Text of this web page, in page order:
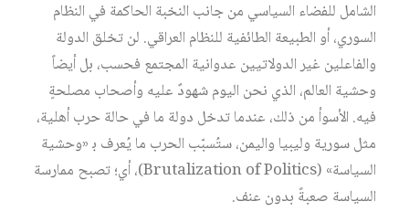
الشامل للفضاء السياسي من جانب النخبة الحاكمة في النظام
السوري، أو الطبيعة الطائفية للنظام العراقي. لن تخلق الدولة
والفاعلين غير الدولاتيين عدوانية المجتمع فحسب، بل أيضاً
وحشية العالم، الذي نحن اليوم شهودٌ عليه وأصحاب مصلحةٍ
فيه. الأسوأ من ذلك، عندما تدخل دولة ما في حالة حرب أهلية،
مثل سورية وليبيا واليمن، ستُسبّب الحرب ما يُعرف ﺑ «وحشية
السياسة» (Brutalization of Politics)، أي؛ تصبح ممارسة
السياسة صعبةً بدون عنف.